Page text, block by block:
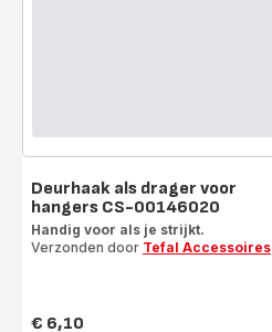
Deurhaak als drager voor
hangers CS-00146020
Handig voor als je strijkt.
Verzonden door Tefal Accessoires
€ 6,10